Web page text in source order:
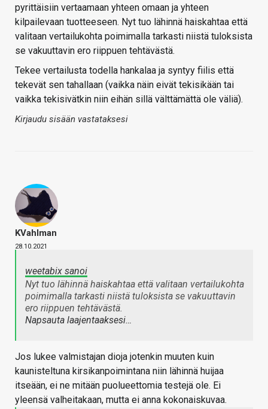
pyrittäisiin vertaamaan yhteen omaan ja yhteen
kilpailevaan tuotteeseen. Nyt tuo lähinnä haiskahtaa että
valitaan vertailukohta poimimalla tarkasti niistä tuloksista
se vakuuttavin ero riippuen tehtävästä.
Tekee vertailusta todella hankalaa ja syntyy fiilis että
tekevät sen tahallaan (vaikka näin eivät tekisikään tai
vaikka tekisivätkin niin eihän sillä välttämättä ole väliä).
Kirjaudu sisään vastataksesi
KVahlman
28.10.2021
weetabix sanoi
Nyt tuo lähinnä haiskahtaa että valitaan vertailukohta
poimimalla tarkasti niistä tuloksista se vakuuttavin
ero riippuen tehtävästä.
Napsauta laajentaaksesi…
Jos lukee valmistajan dioja jotenkin muuten kuin
kaunisteltuna kirsikanpoimintana niin lähinnä huijaa
itseään, ei ne mitään puolueettomia testejä ole. Ei
yleensä valheitakaan, mutta ei anna kokonaiskuvaa.